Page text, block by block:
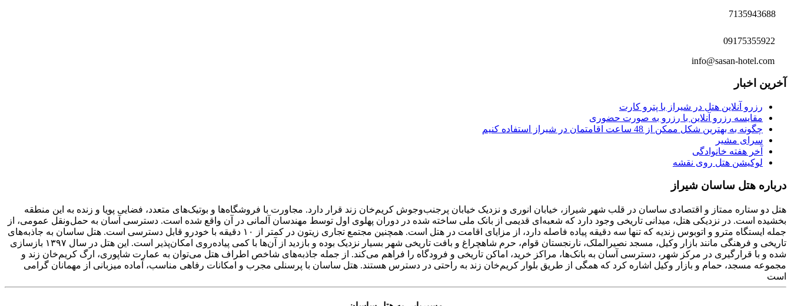
آخرین اخبار
رزرو آنلاین هتل در شیراز با پترو کارت
مقایسه رزرو آنلاین با رزرو به صورت حضوری
چگونه به بهترین شکل ممکن از 48 ساعت اقامتمان در شیراز استفاده کنیم
سرای مشیر
آخر هفته خانوادگی
لوکیشن هتل روی نقشه
درباره هتل ساسان شیراز
هتل دو ستاره ممتاز و اقتصادی ساسان در قلب شهر شیراز، خیابان انوری و نزدیک خیابان پرجنب‌وجوش کریم‌خان زند قرار دارد. مجاورت با فروشگاه‌ها و بوتیک‌های متعدد، فضایی پویا و زنده به این منطقه
بخشیده است. در نزدیکی هتل، میدانی تاریخی وجود دارد که شعبه‌ای قدیمی از بانک ملی ساخته شده در دوران پهلوی اول توسط مهندسان آلمانی در آن واقع شده است. دسترسی آسان به حمل‌ونقل عمومی، از
جمله ایستگاه مترو و اتوبوس زندیه که تنها سه دقیقه پیاده فاصله دارد، از مزایای اقامت در هتل است. همچنین مجتمع تجاری زیتون در کمتر از ۱۰ دقیقه با خودرو قابل دسترسی است. هتل ساسان به جاذبه‌های
تاریخی و فرهنگی مانند بازار وکیل، مسجد نصیرالملک، نارنجستان قوام، حرم شاهچراغ و بافت تاریخی شهر بسیار نزدیک بوده و بازدید از آن‌ها با کمی پیاده‌روی امکان‌پذیر است. این هتل در سال ۱۳۹۷ بازسازی
شده و با قرارگیری در مرکز شهر، دسترسی آسان به بانک‌ها، مراکز خرید، اماکن تاریخی و فرودگاه را فراهم می‌کند. از جمله جاذبه‌های شاخص اطراف هتل می‌توان به عمارت شاپوری، ارگ کریم‌خان زند و
مجموعه مسجد، حمام و بازار وکیل اشاره کرد که همگی از طریق بلوار کریم‌خان زند به راحتی در دسترس هستند. هتل ساسان با پرسنلی مجرب و امکانات رفاهی مناسب، آماده میزبانی از مهمانان گرامی
است